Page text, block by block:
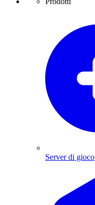
Server di gioco